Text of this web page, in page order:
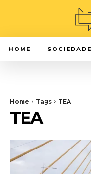
HOME SOCIEDADE
Home Tags TEA
TEA